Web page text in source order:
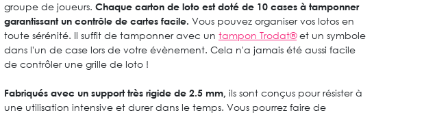
groupe de joueurs. Chaque carton de loto est doté de 10 cases à tamponner
garantissant un contrôle de cartes facile. Vous pouvez organiser vos lotos en
toute sérénité. Il suffit de tamponner avec un tampon Trodat®et un symbole
dans l'un de case lors de votre évènement. Cela n'a jamais été aussi facile
de contrôler une grille de loto !
Fabriqués avec un support très rigide de 2.5 mm, ils sont conçus pour résister à
une utilisation intensive et durer dans le temps. Vous pourrez faire de